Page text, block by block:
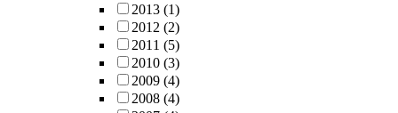
2013 (1)
2012 (2)
2011 (5)
2010 (3)
2009 (4)
2008 (4)